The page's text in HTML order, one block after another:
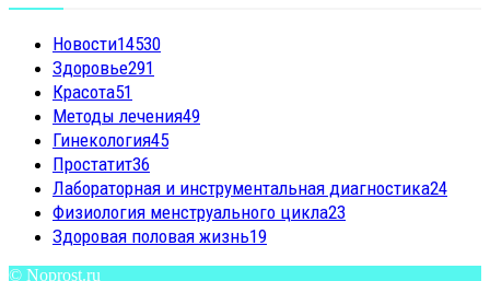
Новости14530
Здоровье291
Красота51
Методы лечения49
Гинекология45
Простатит36
Лабораторная и инструментальная диагностика24
Физиология менструального цикла23
Здоровая половая жизнь19
© Noprost.ru